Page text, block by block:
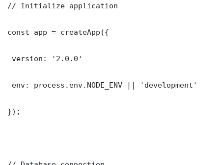
// Initialize application
const app = createApp({
version: '2.0.0'
env: process.env.NODE_ENV || 'development'
});